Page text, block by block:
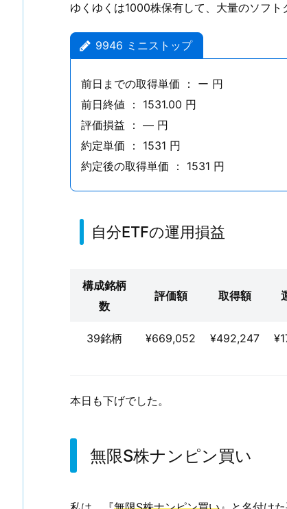
F
運
用
損
益
2.
限
S
株
ン
買
ゆくゆくは1000株保有して、大量のソフト
9946 ミニストップ
前日までの取得単価 ： ー 円
前日終値 ： 1531.00 円
評価損益 ： ― 円
約定単価 ： 1531 円
約定後の取得単価 ： 1531 円
自分ETFの運用損益
構成銘柄
数
評価額 取得額
39銘柄 ¥669,052 ¥492,247
本日も下げでした。
無限S株ナンピン買い